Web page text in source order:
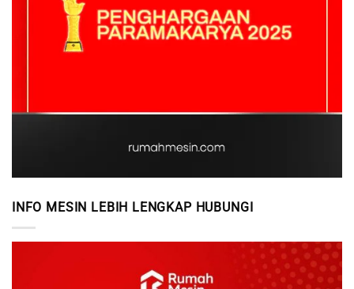
INFO MESIN LEBIH LENGKAP HUBUNGI